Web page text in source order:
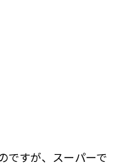
ですが、スーパーで